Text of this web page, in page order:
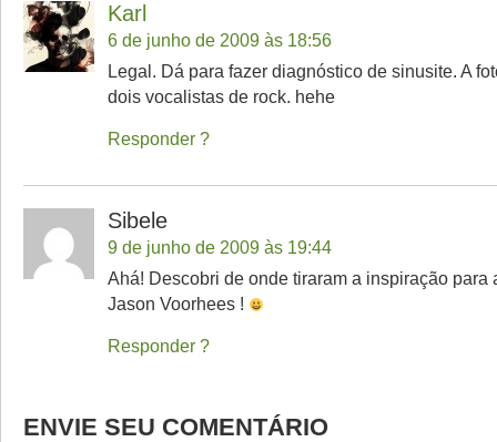
Karl
6 de junho de 2009 às 18:56
Legal. Dá para fazer diagnóstico de sinusite. A
dois vocalistas de rock. hehe
Responder
Sibele
9 de junho de 2009 às 19:44
Ahá! Descobri de onde tiraram a inspiração para
Jason Voorhees !
Responder
ENVIE SEU COMENTÁRIO